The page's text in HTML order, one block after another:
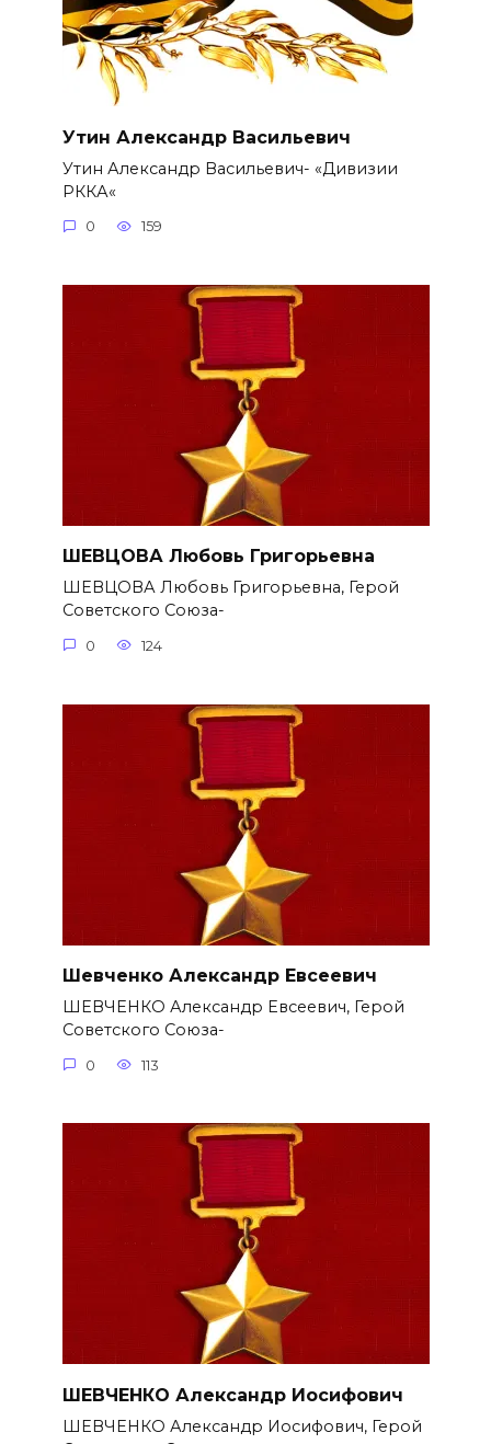
Утин Александр Васильевич
Утин Александр Васильевич- «Дивизии
РККА«
0 159
ШЕВЦОВА Любовь Григорьевна
ШЕВЦОВА Любовь Григорьевна, Герой
Советского Союза-
0 124
Шевченко Александр Евсеевич
ШЕВЧЕНКО Александр Евсеевич, Герой
Советского Союза-
0 113
ШЕВЧЕНКО Александр Иосифович
ШЕВЧЕНКО Александр Иосифович, Герой